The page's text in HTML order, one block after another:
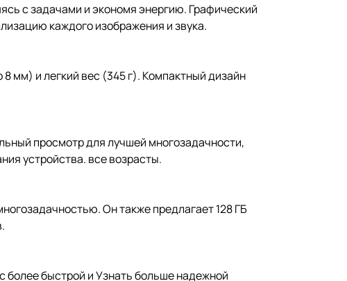
с задачами и экономя энергию. Графический
каждого изображения и звука.
мм) и легкий вес (345 г). Компактный дизайн
просмотр для лучшей многозадачности,
устройства. все возрасты.
Он также предлагает 128 ГБ
более быстрой и Узнать больше надежной